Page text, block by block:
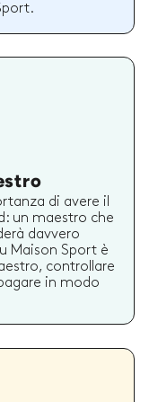
di avere il
un maestro che
davvero
Maison Sport è
controllare
in modo